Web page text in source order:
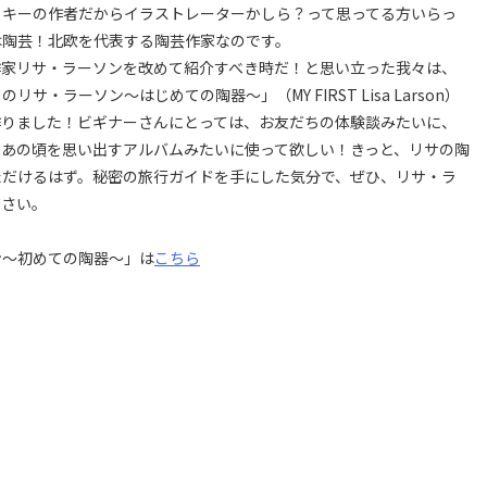
ーの作者だからイラストレーターかしら？って思ってる方いらっ
芸！北欧を代表する陶芸作家なのです。
リサ・ラーソンを改めて紹介すべき時だ！と思い立った我々は、
リサ・ラーソン～はじめての陶器～」（MY FIRST Lisa Larson）
ました！ビギナーさんにとっては、お友だちの体験談みたいに、
の頃を思い出すアルバムみたいに使って欲しい！きっと、リサの陶
けるはず。秘密の旅行ガイドを手にした気分で、ぜひ、リサ・ラ
い。
初めての陶器～」はこちら